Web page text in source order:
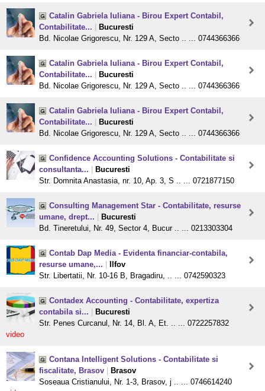
Catalin Gabriela Iuliana - Birou Expert Contabil,
Contabilitate...
Bucuresti
Bd. Nicolae Grigorescu, Nr. 129 A, Secto .. ... 0744366366
Catalin Gabriela Iuliana - Birou Expert Contabil,
Contabilitate...
Bucuresti
Bd. Nicolae Grigorescu, Nr. 129 A, Secto .. ... 0744366366
Catalin Gabriela Iuliana - Birou Expert Contabil,
Contabilitate...
Bucuresti
Bd. Nicolae Grigorescu, Nr. 129 A, Secto .. ... 0744366366
Confidence Accounting Solutions - Contabilitate si
consultanta...
Bucuresti
Str. Domnita Anastasia, nr. 10, Ap. 3, S .. ... 0721877150
Consulting Management Star - Contabilitate, resurse
umane, drept...
Bucuresti
Bd. Tineretului, Nr. 49, Sector 4, Bucur .. ... 0213303304
Contab Dap Media - Evidenta financiar-contabila,
resurse umane,...
Ilfov
Str. Libertatii, Nr. 10-16 B, Bragadiru, .. ... 0742590323
Contadex Accounting - Contabilitate, expertiza
contabila si...
Bucuresti
Str. Penes Curcanul, Nr. 14, Bl. A, Et. .. ... 0722257832
video
Contana Intelligent Solutions - Contabilitate si
fiscalitate, Brasov
Brasov
Soseaua Cristianului, Nr. 1-3, Brasov, j .. ... 0746614240